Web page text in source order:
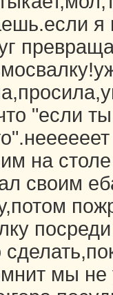
я
"если
на
своим
мы не